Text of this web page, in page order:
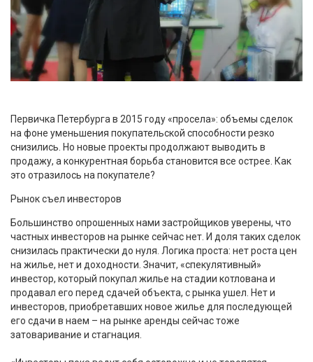
Первичка Петербурга в 2015 году «просела»: объемы сделок
на фоне уменьшения покупательской способности резко
снизились. Но новые проекты продолжают выводить в
продажу, а конкурентная борьба становится все острее. Как
это отразилось на покупателе?
Рынок съел инвесторов
Большинство опрошенных нами застройщиков уверены, что
частных инвесторов на рынке сейчас нет. И доля таких сделок
снизилась практически до нуля. Логика проста: нет роста цен
на жилье, нет и доходности. Значит, «спекулятивный»
инвестор, который покупал жилье на стадии котлована и
продавал его перед сдачей объекта, с рынка ушел. Нет и
инвесторов, приобретавших новое жилье для последующей
его сдачи в наем – на рынке аренды сейчас тоже
затоваривание и стагнация.